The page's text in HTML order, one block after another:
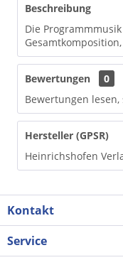
Beschreibung
Die
Bewertungen
0
Bewertungen
Hersteller (GPSR)
Heinrichshofen
Kontakt
Service